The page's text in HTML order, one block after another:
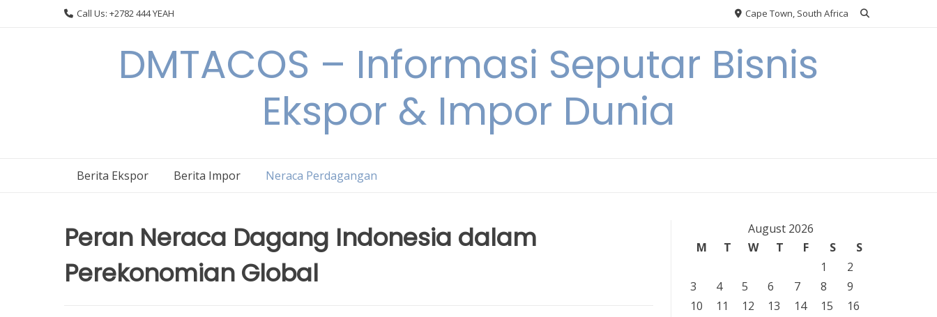
Call Us: +2782 444 YEAH Cape Town, South Africa
DMTACOS – Informasi Seputar Bisnis
Ekspor & Impor Dunia
Berita Ekspor Berita Impor Neraca Perdagangan
Peran Neraca Dagang Indonesia dalam
Perekonomian Global
August 2026
M
T W T F S
S
1
2
3
4 5 6 7 8
9
10
11 12 13 14 15
16